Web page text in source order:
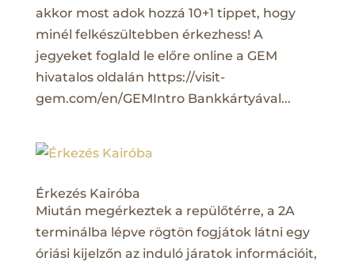
akkor most adok hozzá 10+1 tippet, hogy
minél felkészültebben érkezhess! A
jegyeket foglald le előre online a GEM
hivatalos oldalán https://visit-
gem.com/en/GEMIntro Bankkártyával...
Érkezés Kairóba
Miután megérkeztek a repülőtérre, a 2A
terminálba lépve rögtön fogjátok látni egy
óriási kijelzőn az induló járatok információit,